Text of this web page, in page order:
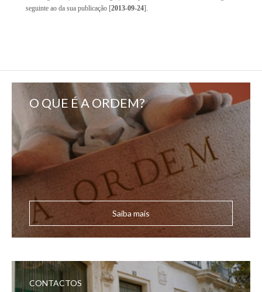
seguinte ao da sua publicação [2013-09-24].
O QUE É A ORDEM?
Saiba mais
CONTACTOS